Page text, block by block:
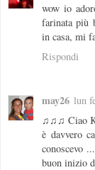
wow io
farinata più
in casa, mi
Rispondi
may26 lun
♫♫♫ Ciao
è davvero
conoscevo
buon inizio